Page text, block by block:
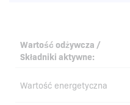
09.10.2024
Wartość odżywcza /
Składniki aktywne:
Wartość energetyczna